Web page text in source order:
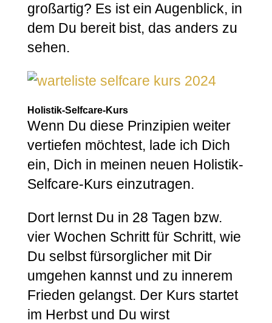
großartig? Es ist ein Augenblick, in
dem Du bereit bist, das anders zu
sehen.
Holistik-Selfcare-Kurs
Wenn Du diese Prinzipien weiter
vertiefen möchtest, lade ich Dich
ein, Dich in meinen neuen Holistik-
Selfcare-Kurs einzutragen.
Dort lernst Du in 28 Tagen bzw.
vier Wochen Schritt für Schritt, wie
Du selbst fürsorglicher mit Dir
umgehen kannst und zu innerem
Frieden gelangst. Der Kurs startet
im Herbst und Du wirst